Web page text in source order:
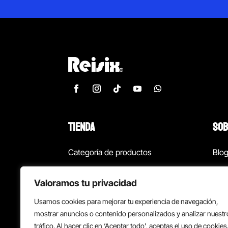
Valoramos tu privacidad
Usamos cookies para mejorar tu experiencia de navegación,
mostrar anuncios o contenido personalizados y analizar
tráfico. Al hacer clic en ‘Aceptar todo’, aceptas el uso de cookies.
TIENDA
Categoría de productos
¡Las mejores ofertas!
Back to school
Blog